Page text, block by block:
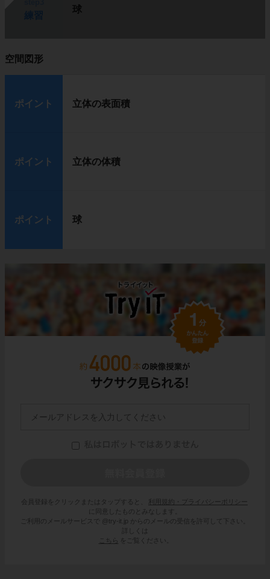
球
空間図形
ポイント 立体の表面積
ポイント 立体の体積
ポイント 球
会員登録をクリックまたはタップすると、
利用規約・プライバシーポリシー
に同意したものとみなします。
ご利用のメールサービスで @try-it.jp からのメールの受信を許可して下さい。
詳しくは
こちら
をご覧ください。